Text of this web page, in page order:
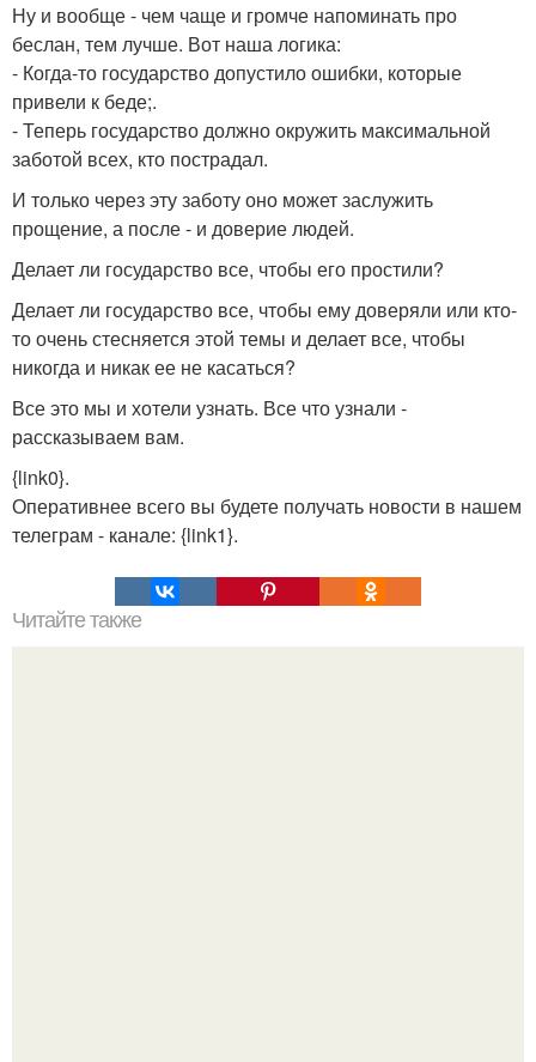
Ну и вообще - чем чаще и громче напоминать про
беслан, тем лучше. Вот наша логика:
- Когда-то государство допустило ошибки, которые
привели к беде;.
- Теперь государство должно окружить максимальной
заботой всех, кто пострадал.
И только через эту заботу оно может заслужить
прощение, а после - и доверие людей.
Делает ли государство все, чтобы его простили?
Делает ли государство все, чтобы ему доверяли или кто-
то очень стесняется этой темы и делает все, чтобы
никогда и никак ее не касаться?
Все это мы и хотели узнать. Все что узнали -
рассказываем вам.
{link0}.
Оперативнее всего вы будете получать новости в нашем
телеграм - канале: {link1}.
Читайте также